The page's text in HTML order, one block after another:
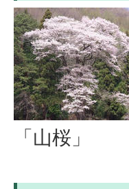
「山桜」